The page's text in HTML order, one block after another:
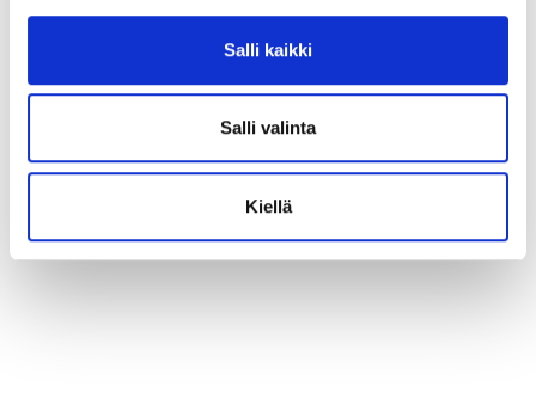
Salli kaikki
Salli valinta
Kiellä